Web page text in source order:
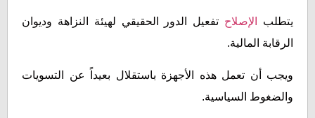
يتطلب الإصلاح تفعيل الدور الحقيقي لهيئة النزاهة وديوان
الرقابة المالية.
ويجب أن تعمل هذه الأجهزة باستقلال بعيداً عن التسويات
والضغوط السياسية.